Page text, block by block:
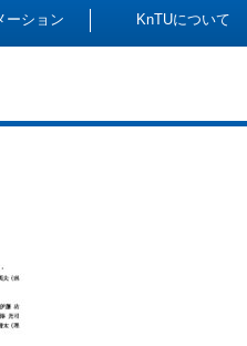
ーション KnTUについて